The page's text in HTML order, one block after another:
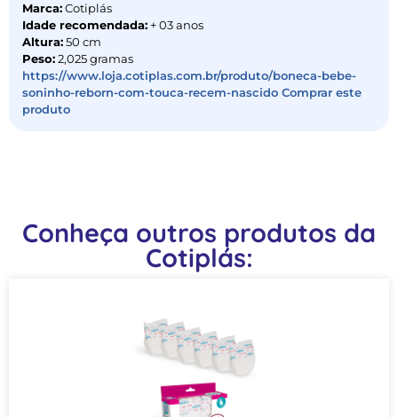
Marca: Cotiplás
Idade recomendada: + 03 anos
Altura: 50 cm
Peso: 2,025 gramas
https://www.loja.cotiplas.com.br/produto/boneca-bebe-
soninho-reborn-com-touca-recem-nascido Comprar este
produto
Conheça outros produtos da
Cotiplás: